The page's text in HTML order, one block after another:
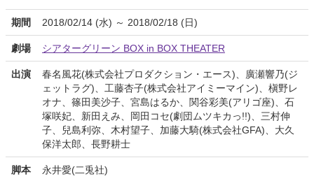
期間 2018/02/14 (水) ～ 2018/02/18 (日)
劇場 シアターグリーン BOX in BOX THEATER
出演
春名風花(株式会社プロダクション・エース)、廣瀬響乃(ジ
ェットラグ)、工藤杏子(株式会社アイミーマイン)、槇野レ
オナ、篠田美沙子、宮島はるか、関谷彩美(アリゴ座)、石
塚咲妃、新田えみ、岡田コセ(劇団ムツキカっ!!)、三村伸
子、兒島利弥、木村望子、加藤大騎(株式会社GFA)、大久
保洋太郎、長野耕士
脚本 永井愛(二兎社)